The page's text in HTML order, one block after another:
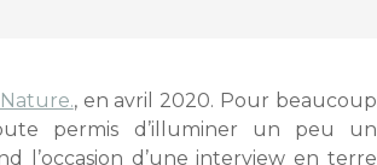
, en avril 2020. Pour beaucoup
permis d’illuminer un peu un
l’occasion d’une interview en terre